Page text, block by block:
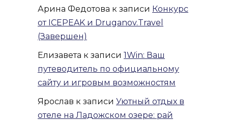
Арина Федотова к записи Конкурс
от ICEPEAK и Druganov.Travel
(Завершен)
Елизавета к записи 1Win: Ваш
путеводитель по официальному
сайту и игровым возможностям
Ярослав к записи Уютный отдых в
отеле на Ладожском озере: рай